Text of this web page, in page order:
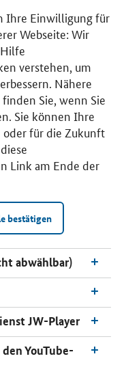
Ihre Einwilligung für
Webseite: Wir
verstehen, um
Nähere
Sie, wenn Sie
Sie können Ihre
für die Zukunft
Link am Ende der
bestätigen
abwählbar)
JW-Player
YouTube-